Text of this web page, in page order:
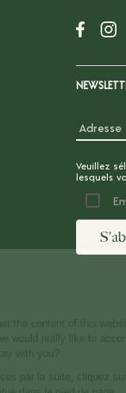
Veuillez
lesquels